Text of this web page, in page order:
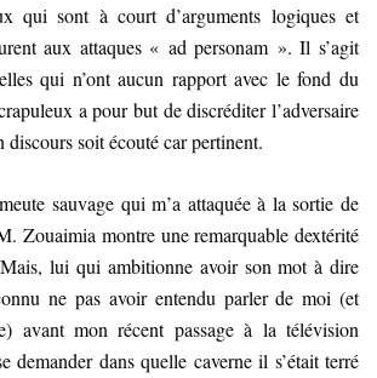
qui sont à court d’arguments logiques et
aux attaques « ad personam ». Il s’agit
qui n’ont aucun rapport avec le fond du
a pour but de discréditer l’adversaire
discours soit écouté car pertinent.
sauvage qui m’a attaquée à la sortie de
Zouaimia montre une remarquable dextérité
lui qui ambitionne avoir son mot à dire
ne pas avoir entendu parler de moi (et
avant mon récent passage à la télévision
demander dans quelle caverne il s’était terré